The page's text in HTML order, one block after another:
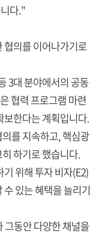
다."
협의를 이어나가기로
3대 분야에서의 공동
협력 프로그램 마련
보한다는 계획입니다.
를 지속하고, 핵심광
하기로 했습니다.
위해 투자 비자(E2)
있는 혜택을 늘리기
그동안 다양한 채널을